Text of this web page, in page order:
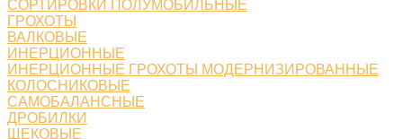
СОРТИРОВКИ ПОЛУМОБИЛЬНЫЕ
ГРОХОТЫ
ВАЛКОВЫЕ
ИНЕРЦИОННЫЕ
ИНЕРЦИОННЫЕ ГРОХОТЫ МОДЕРНИЗИРОВАННЫЕ
КОЛОСНИКОВЫЕ
САМОБАЛАНСНЫЕ
ДРОБИЛКИ
ЩЕКОВЫЕ